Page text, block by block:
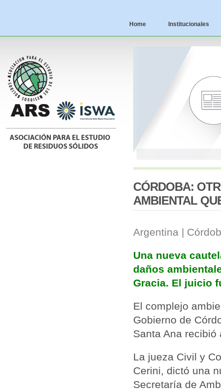
Home Institucionales
CÓRDOBA:
AMBIENTAL
Argentina |
Una nueva
daños
Gracia. El juicio
El complejo
Gobierno de
Santa Ana
La jueza Civil y
Cerini, dictó una
Secretaría de